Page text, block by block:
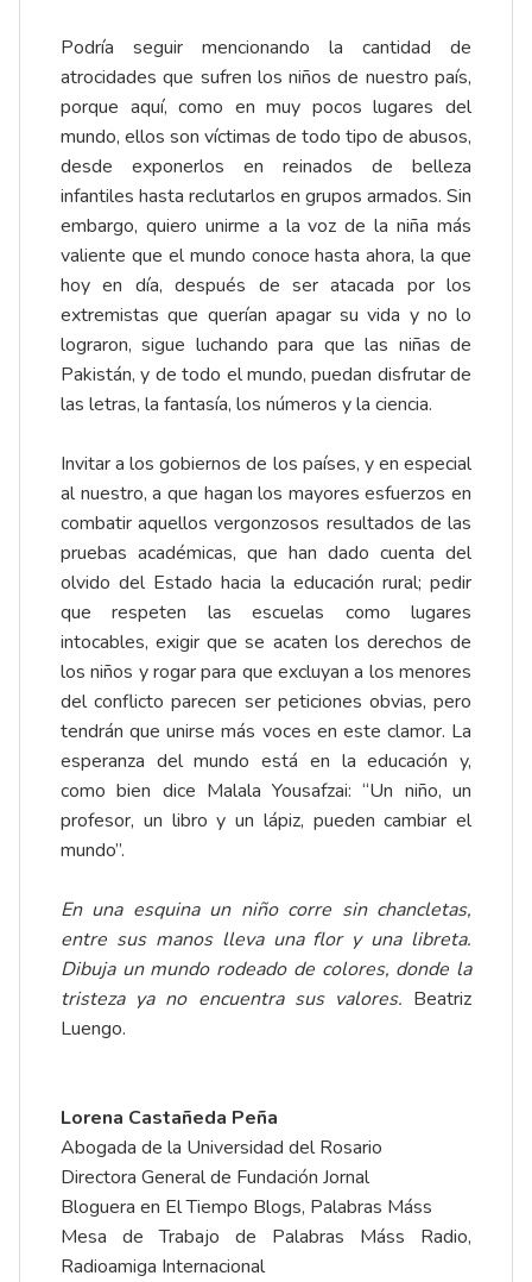
Podría seguir mencionando la cantidad de
atrocidades que sufren los niños de nuestro país,
porque aquí, como en muy pocos lugares del
mundo, ellos son víctimas de todo tipo de abusos,
desde exponerlos en reinados de belleza
infantiles hasta reclutarlos en grupos armados. Sin
embargo, quiero unirme a la voz de la niña más
valiente que el mundo conoce hasta ahora, la que
hoy en día, después de ser atacada por los
extremistas que querían apagar su vida y no lo
lograron, sigue luchando para que las niñas de
Pakistán, y de todo el mundo, puedan disfrutar de
las letras, la fantasía, los números y la ciencia.
Invitar a los gobiernos de los países, y en especial
al nuestro, a que hagan los mayores esfuerzos en
combatir aquellos vergonzosos resultados de las
pruebas académicas, que han dado cuenta del
olvido del Estado hacia la educación rural; pedir
que respeten las escuelas como lugares
intocables, exigir que se acaten los derechos de
los niños y rogar para que excluyan a los menores
del conflicto parecen ser peticiones obvias, pero
tendrán que unirse más voces en este clamor. La
esperanza del mundo está en la educación y,
como bien dice Malala Yousafzai: “Un niño, un
profesor, un libro y un lápiz, pueden cambiar el
mundo”.
En una esquina un niño corre sin chancletas,
entre sus manos lleva una flor y una libreta.
Dibuja un mundo rodeado de colores, donde la
tristeza ya no encuentra sus valores. Beatriz
Luengo.
Lorena Castañeda Peña
Abogada de la Universidad del Rosario
Directora General de Fundación Jornal
Bloguera en El Tiempo Blogs, Palabras Máss
Mesa de Trabajo de Palabras Máss Radio,
Radioamiga Internacional